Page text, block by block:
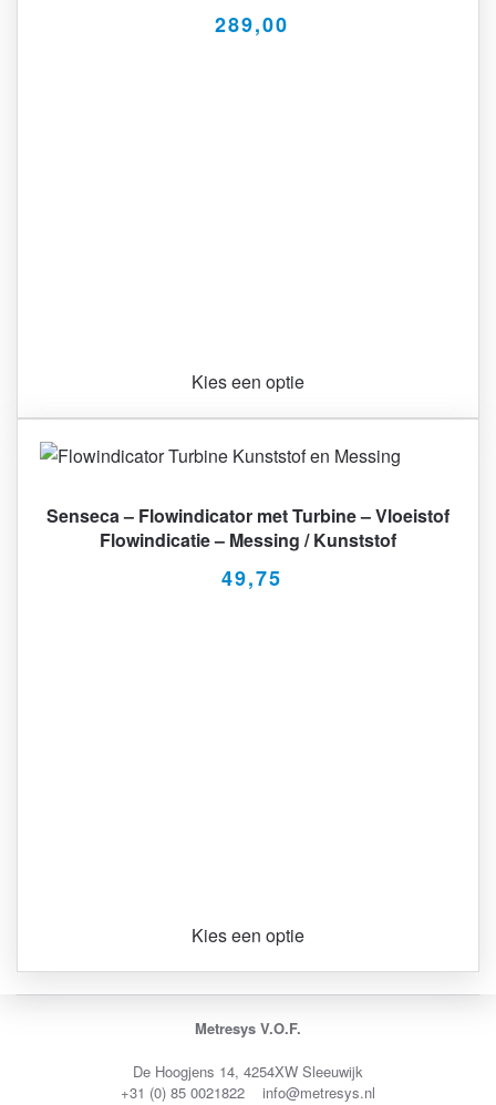
289,00
Kies een optie
Senseca – Flowindicator met Turbine – Vloeistof
Flowindicatie – Messing / Kunststof
49,75
Kies een optie
Metresys V.O.F.
De Hoogjens 14, 4254XW Sleeuwijk
+31 (0) 85 0021822 info@metresys.nl